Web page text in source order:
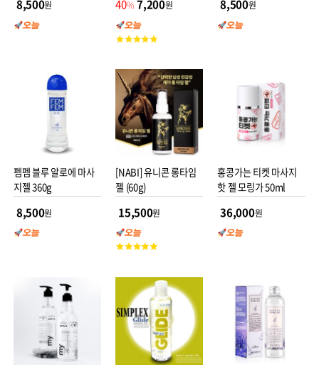
8,500원 40% 7,200원
고
점
8,500원
펨펨 블루 알로에 마사
지젤 360g
8,500원
[NABI] 유니콘 롱타임
젤 (60g)
15,500원
고
홍콩가는 티켓 마사지
핫 젤 모링가 50ml
36,000원